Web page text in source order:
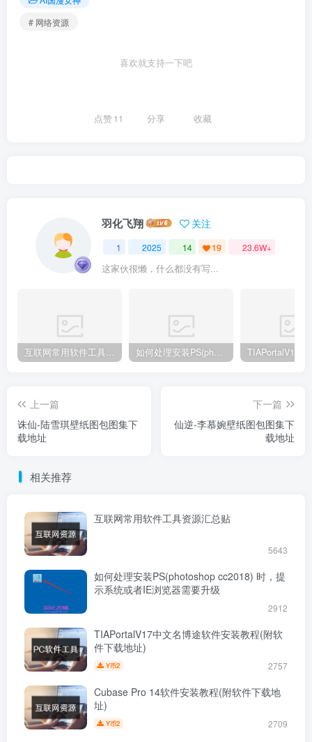
# 网络资源
喜欢就支持一下吧
点赞11 分享 收藏
羽化飞翔 关注
1 2025 14 19 23.6W+
这家伙很懒，什么都没有写...
互联网常用软件工具资源汇总贴 如何处理安装PS(photoshop cc2018) 时，提示系统或者IE浏览器需要升级
上一篇
诛仙-陆雪琪壁纸图包图集下
载地址
下一篇
仙逆-李慕婉壁纸图包图集下
载地址
相关推荐
互联网常用软件工具资源汇总贴
5643
如何处理安装PS(photoshop cc2018) 时，提
示系统或者IE浏览器需要升级
2912
TIAPortalV17中文名博途软件安装教程(附软
件下载地址)
Y币2 2757
Cubase Pro 14软件安装教程(附软件下载地
址)
Y币2 2709